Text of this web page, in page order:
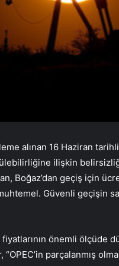
alınan 16 Haziran
ilişkin
Boğaz’dan geçiş için
Güvenli geçişin
önemli ölçüde
parçalanmış